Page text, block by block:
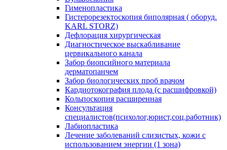
Гименопластика
Гистерорезектоскопия биполярная ( оборуд.
KARL STORZ)
Дефлорация хирургическая
Диагностическое выскабливание
цервикального канала
Забор биопсийного материала
дерматопанчем
Забор биологических проб врачом
Кардиотокография плода (с расшифровкой)
Кольпоскопия расширенная
Консультация
специалистов(психолог,юрист,соц.работник)
Лабиопластика
Лечение заболеваний слизистых, кожи с
использованием энергии (1 зона)